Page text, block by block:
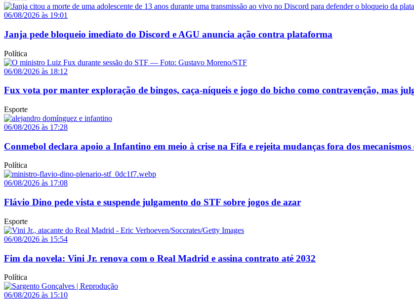
06/08/2026 às 19:01
Janja pede bloqueio imediato do Discord e AGU anuncia ação contra plataforma
Política
06/08/2026 às 18:12
Fux vota por manter exploração de bingos, caça-níqueis e jogo do bicho como contravenção, mas
Esporte
06/08/2026 às 17:28
Conmebol declara apoio a Infantino em meio à crise na Fifa e rejeita mudanças fora dos mecanismos
Política
06/08/2026 às 17:08
Flávio Dino pede vista e suspende julgamento do STF sobre jogos de azar
Esporte
06/08/2026 às 15:54
Fim da novela: Vini Jr. renova com o Real Madrid e assina contrato até 2032
Política
06/08/2026 às 15:10